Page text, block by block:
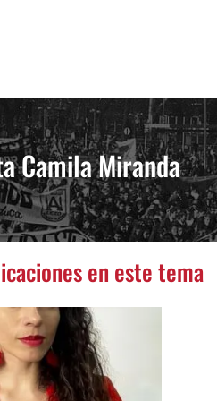
Camila Miranda
en este tema